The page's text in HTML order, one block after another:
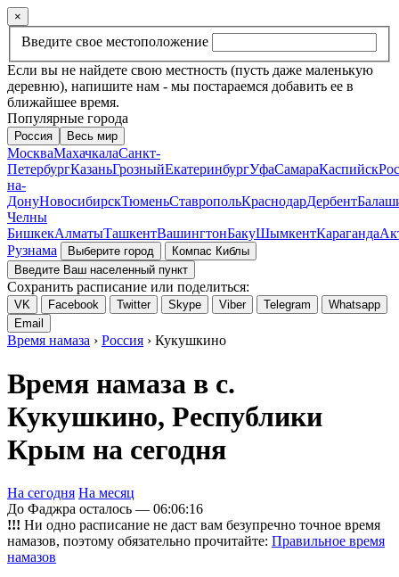
×
Введите свое местоположение
Если вы не найдете свою местность (пусть даже маленькую
деревню), напишите нам - мы постараемся добавить ее в
ближайшее время.
Популярные города
Россия Весь мир
МоскваМахачкалаСанкт-
ПетербургКазаньГрозныйЕкатеринбургУфаСамараКаспийск
на-
ДонуНовосибирскТюменьСтавропольКраснодарДербент
Челны
БишкекАлматыТашкентВашингтонБакуШымкентКараганда
Рузнама
Выберите город
Компас Киблы
Введите Ваш населенный пункт
Сохранить расписание или поделиться:
VK Facebook Twitter Skype Viber Telegram
Whatsapp
Email
Время намаза › Россия › Кукушкино
Время намаза в с.
Кукушкино, Республики
Крым на сегодня
На сегодня На месяц
До Фаджра осталось — 06:06:16
!!! Ни одно расписание не даст вам безупречно точное время
намазов, поэтому обязательно прочитайте: Правильное время
намазов